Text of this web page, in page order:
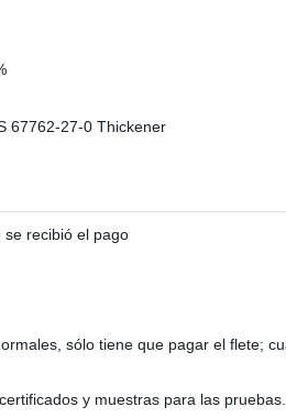
recibió el pago
sólo tiene que pagar el flete;
y muestras para las